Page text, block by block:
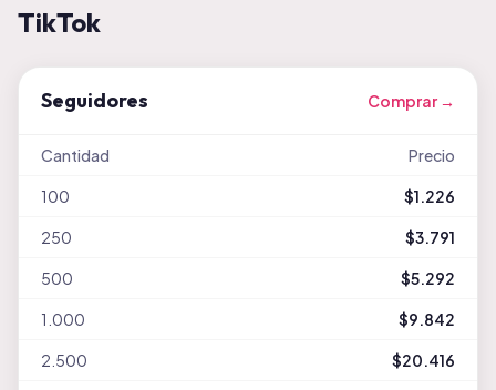
TikTok
Seguidores Comprar →
Cantidad Precio
100 $1.226
250 $3.791
500 $5.292
1.000 $9.842
2.500 $20.416